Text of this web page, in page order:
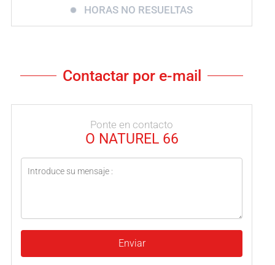
HORAS NO RESUELTAS
Contactar por e-mail
Ponte en contacto
O NATUREL 66
Enviar